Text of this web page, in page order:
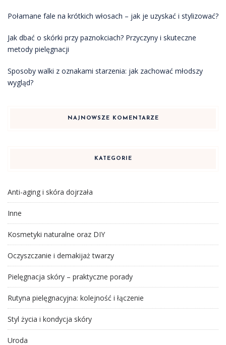
Połamane fale na krótkich włosach – jak je uzyskać i stylizować?
Jak dbać o skórki przy paznokciach? Przyczyny i skuteczne
metody pielęgnacji
Sposoby walki z oznakami starzenia: jak zachować młodszy
wygląd?
NAJNOWSZE KOMENTARZE
KATEGORIE
Anti-aging i skóra dojrzała
Inne
Kosmetyki naturalne oraz DIY
Oczyszczanie i demakijaż twarzy
Pielęgnacja skóry – praktyczne porady
Rutyna pielęgnacyjna: kolejność i łączenie
Styl życia i kondycja skóry
Uroda